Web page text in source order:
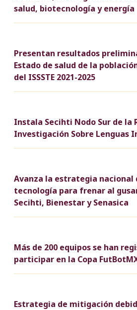
salud, biotecnología y energía
Presentan resultados
Estado de salud de la
del ISSSTE 2021-2025
Instala Secihti Nodo Sur de la
Investigación Sobre Lenguas
Avanza la estrategia nacional
tecnología para frenar al
Secihti, Bienestar y Senasica
Más de 200 equipos se han
participar en la Copa
Estrategia de mitigación